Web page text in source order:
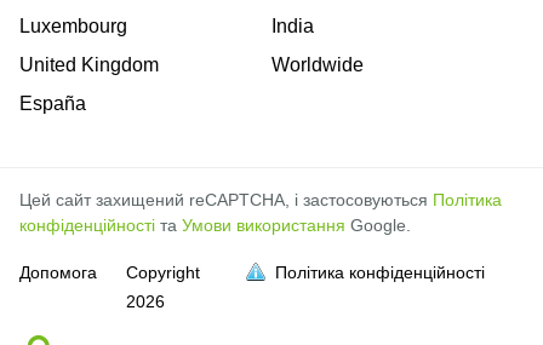
Luxembourg
United Kingdom
España
India
Worldwide
Цей сайт захищений reCAPTCHA, і застосовуються Політика
конфіденційності та Умови використання Google.
Допомога
Copyright
2026
Політика конфіденційності